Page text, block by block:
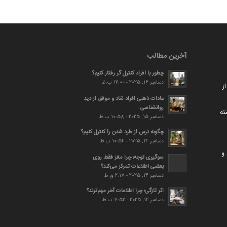
و
آخرین مطالب
چطور با افراد کنترل گر رفتار کنیم؟
دسامبر 16, 2025 - 12:00 ب.ظ
عادات ذهنی افراد شاد و موفق از دید
روانشناسی
دسامبر 15, 2025 - 10:58 ب.ظ
چگونه ترس از طرد شدن را کنترل کنیم؟
دسامبر 14, 2025 - 10:54 ب.ظ
سوگیری توجه؛ چرا مغز فقط روی
بعضی اطلاعات تمرکز می‌کند؟
دسامبر 14, 2025 - 2:17 ق.ظ
اثر تازگی؛ چرا اطلاعات آخر مهم‌ترند؟
دسامبر 12, 2025 - 7:52 ب.ظ